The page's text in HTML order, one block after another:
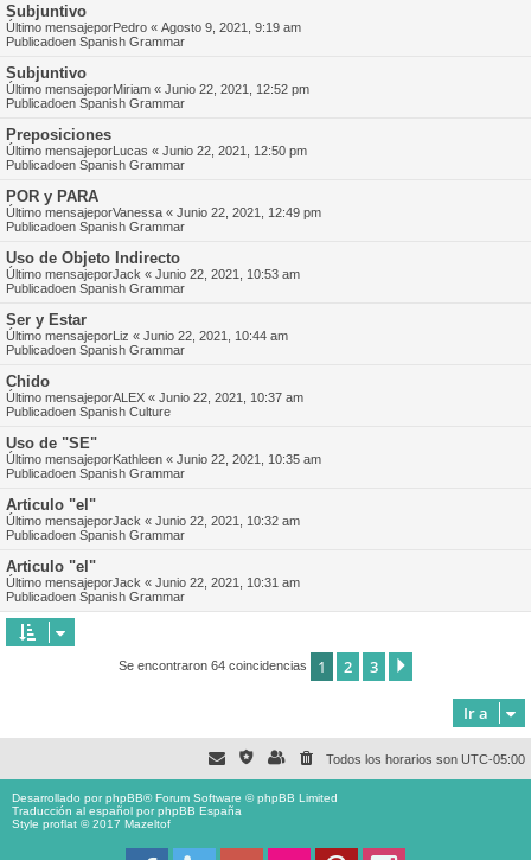
Subjuntivo
Último mensajeporPedro « Agosto 9, 2021, 9:19 am
Publicadoen Spanish Grammar
Subjuntivo
Último mensajeporMiriam « Junio 22, 2021, 12:52 pm
Publicadoen Spanish Grammar
Preposiciones
Último mensajeporLucas « Junio 22, 2021, 12:50 pm
Publicadoen Spanish Grammar
POR y PARA
Último mensajeporVanessa « Junio 22, 2021, 12:49 pm
Publicadoen Spanish Grammar
Uso de Objeto Indirecto
Último mensajeporJack « Junio 22, 2021, 10:53 am
Publicadoen Spanish Grammar
Ser y Estar
Último mensajeporLiz « Junio 22, 2021, 10:44 am
Publicadoen Spanish Grammar
Chido
Último mensajeporALEX « Junio 22, 2021, 10:37 am
Publicadoen Spanish Culture
Uso de "SE"
Último mensajeporKathleen « Junio 22, 2021, 10:35 am
Publicadoen Spanish Grammar
Articulo "el"
Último mensajeporJack « Junio 22, 2021, 10:32 am
Publicadoen Spanish Grammar
Articulo "el"
Último mensajeporJack « Junio 22, 2021, 10:31 am
Publicadoen Spanish Grammar
Se encontraron 64 coincidencias 1 2 3
Ir a
Todos los horarios son UTC-05:00
Desarrollado porphpBB® Forum Software © phpBB Limited
Traducción al español porphpBB España
Style proflat © 2017 Mazeltof